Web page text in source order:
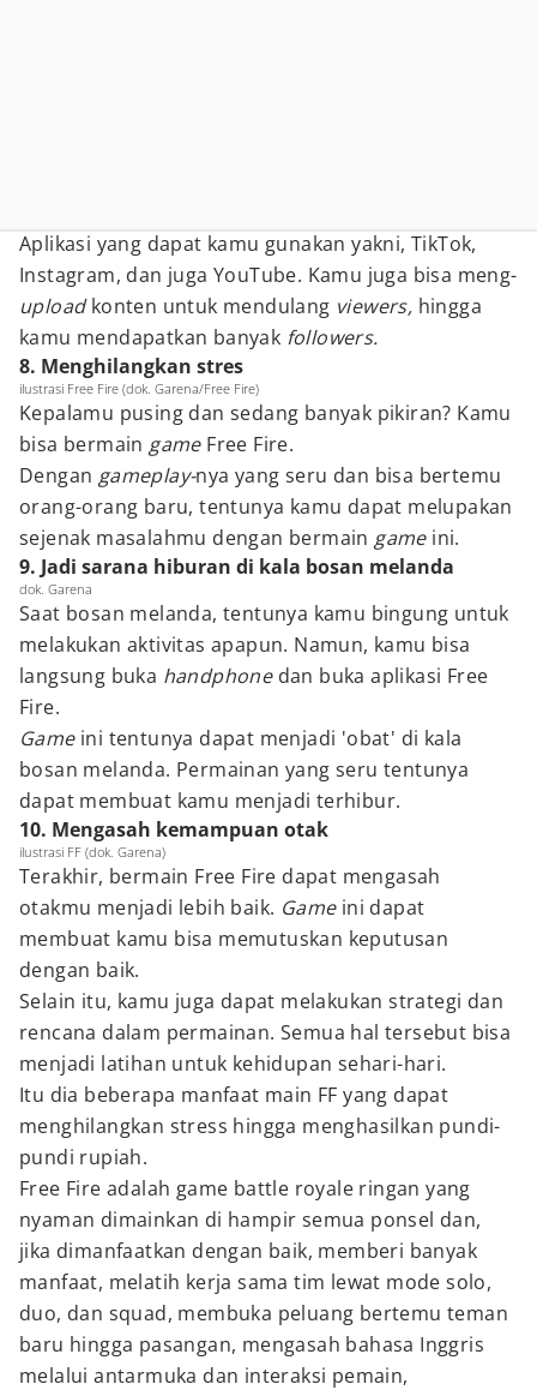
Aplikasi yang dapat kamu gunakan yakni, TikTok,
Instagram, dan juga YouTube. Kamu juga bisa meng-
uploadkonten untuk mendulang viewers, hingga
kamu mendapatkan banyak followers.
8. Menghilangkan stres
ilustrasi Free Fire (dok. Garena/Free Fire)
Kepalamu pusing dan sedang banyak pikiran? Kamu
bisa bermain game Free Fire.
Dengan gameplay-nya yang seru dan bisa bertemu
orang-orang baru, tentunya kamu dapat melupakan
sejenak masalahmu dengan bermain game ini.
9. Jadi sarana hiburan di kala bosan melanda
dok. Garena
Saat bosan melanda, tentunya kamu bingung untuk
melakukan aktivitas apapun. Namun, kamu bisa
langsung buka handphone dan buka aplikasi Free
Fire.
Game ini tentunya dapat menjadi 'obat' di kala
bosan melanda. Permainan yang seru tentunya
dapat membuat kamu menjadi terhibur.
10. Mengasah kemampuan otak
ilustrasi FF (dok. Garena)
Terakhir, bermain Free Fire dapat mengasah
otakmu menjadi lebih baik. Game ini dapat
membuat kamu bisa memutuskan keputusan
dengan baik.
Selain itu, kamu juga dapat melakukan strategi dan
rencana dalam permainan. Semua hal tersebut bisa
menjadi latihan untuk kehidupan sehari-hari.
Itu dia beberapa manfaat main FF yang dapat
menghilangkan stress hingga menghasilkan pundi-
pundi rupiah.
Free Fire adalah game battle royale ringan yang
nyaman dimainkan di hampir semua ponsel dan,
jika dimanfaatkan dengan baik, memberi banyak
manfaat, melatih kerja sama tim lewat mode solo,
duo, dan squad, membuka peluang bertemu teman
baru hingga pasangan, mengasah bahasa Inggris
melalui antarmuka dan interaksi pemain,